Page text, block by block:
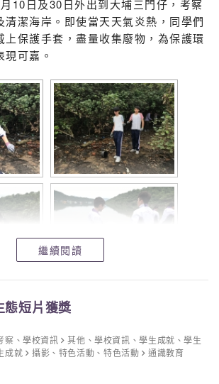
10日及30日外出到大埔三門仔，考察
清潔海岸。即使當天天氣炎熱，同學們
上保護手套，盡量收集廢物，為保護環
可嘉。
繼續閱讀
態短片獲獎
察 、學校資訊 其他 、學校資訊 、學生成就 、學生
成就 攝影 、 特色活動 、 特色活動
通識教育